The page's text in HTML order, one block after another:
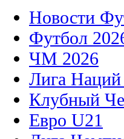
Новости
Футбол
ЧМ 2026
Лига
Клубный
Евро U21